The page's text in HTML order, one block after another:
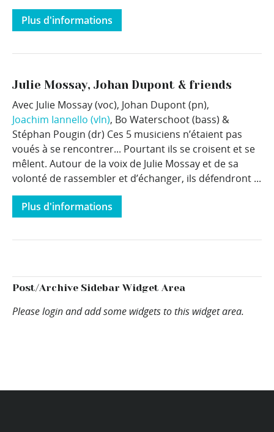
Plus d'informations
Julie Mossay, Johan Dupont & friends
Avec Julie Mossay (voc), Johan Dupont (pn),
Joachim Iannello (vln), Bo Waterschoot (bass) &
Stéphan Pougin (dr) Ces 5 musiciens n’étaient pas
voués à se rencontrer... Pourtant ils se croisent et se
mêlent. Autour de la voix de Julie Mossay et de sa
volonté de rassembler et d’échanger, ils défendront ...
Plus d'informations
Post/Archive Sidebar Widget Area
Please login and add some widgets to this widget area.